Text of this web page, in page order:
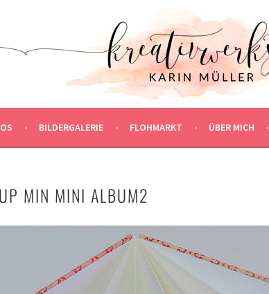
BILDERGALERIE FLOHMARKT ÜBER MICH
MIN MINI ALBUM2